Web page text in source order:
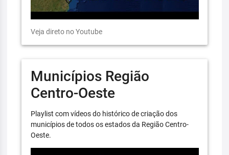
Veja direto no Youtube
Municípios Região
Centro-Oeste
Playlist com vídeos do histórico de criação dos
municípios de todos os estados da Região Centro-
Oeste.